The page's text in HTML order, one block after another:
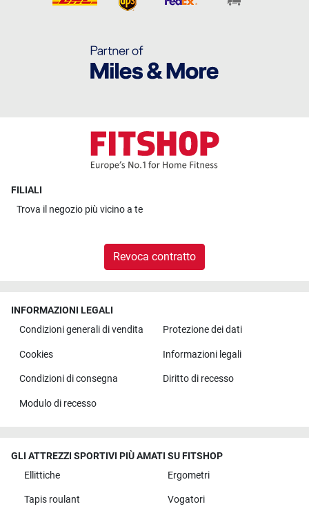
FILIALI
Trova il negozio più vicino a te
Revoca contratto
INFORMAZIONI LEGALI
Condizioni generali di vendita
Protezione dei dati
Cookies Informazioni legali
Condizioni di consegna Diritto di recesso
Modulo di recesso
GLI ATTREZZI SPORTIVI PIÙ AMATI SU FITSHOP
Ellittiche
Ergometri
Tapis roulant Vogatori